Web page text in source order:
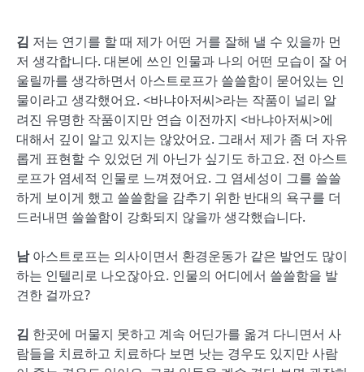
김 저는 연기를 할 때 제가 어떤 거를 잘해 낼 수 있을까 먼
저 생각합니다. 대본에 쓰인 인물과 나의 어떤 모습이 잘 어
울릴까를 생각하면서 아스트로프가 쓸쓸함이 묻어있는 인
물이라고 생각했어요. <바냐아저씨>라는 작품이 널리 알
려진 유명한 작품이지만 연습 이전까지 <바냐아저씨>에
대해서 깊이 알고 있지는 않았어요. 그래서 제가 좀 더 자유
롭게 표현할 수 있었던 게 아닌가 싶기도 하고요. 전 아스트
로프가 염세적 인물로 느껴졌어요. 그 염세성이 그를 쓸쓸
하게 보이게 했고 쓸쓸함을 감추기 위한 반대의 욕구를 더
드러내면 쓸쓸함이 강화되지 않을까 생각했습니다.
남아스트로프는 의사이면서 환경운동가 같은 발언도 많이
하는 인텔리로 나오잖아요. 인물의 어디에서 쓸쓸함을 발
견한 걸까요?
김 한곳에 머물지 못하고 계속 어딘가를 옮겨 다니면서 사
람들을 치료하고 치료하다 보면 낫는 경우도 있지만 사람